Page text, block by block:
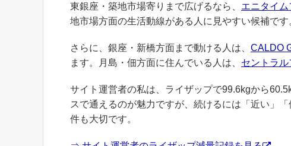
東銀座・築地市場寄りまで広げるなら、 エニタイ
地市場方面の生活動線がある人に見やすい候補です
さらに、銀座・新橋方面まで動ける人は、 CALDO
ます。月島・佃方面に住んでいる人は、 セントラ
サイト運営者の私は、ライザップで99.6kgから
スで通えるのが魅力ですが、続けるには「近い」
件も大切です。